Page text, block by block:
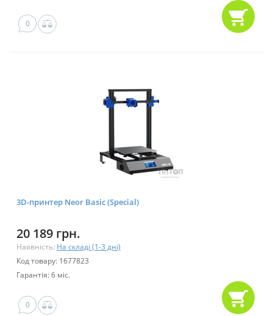
0
3D-принтер Neor Basic (Special)
20 189 грн.
Наявність: На складі (1-3 дні)
Код товару: 1677823
Гарантія: 6 міс.
0